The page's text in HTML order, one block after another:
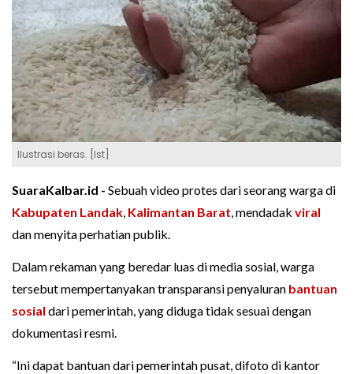
Ilustrasi beras. [Ist]
SuaraKalbar.id - Sebuah video protes dari seorang warga di
Kabupaten Landak, Kalimantan Barat, mendadak viral
dan menyita perhatian publik.
Dalam rekaman yang beredar luas di media sosial, warga
tersebut mempertanyakan transparansi penyaluran bantuan
sosial dari pemerintah, yang diduga tidak sesuai dengan
dokumentasi resmi.
“Ini dapat bantuan dari pemerintah pusat, difoto di kantor